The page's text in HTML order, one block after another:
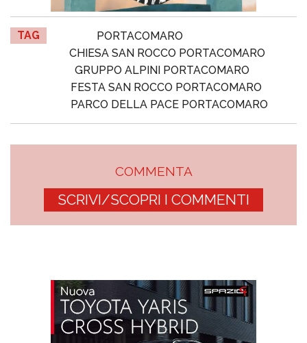
TAG
PORTACOMARO
CHIESA SAN ROCCO PORTACOMARO
GRUPPO ALPINI PORTACOMARO
FESTA SAN ROCCO PORTACOMARO
PARCO DELLA PACE PORTACOMARO
COMMENTA
SCRIVI/SCOPRI I COMMENTI